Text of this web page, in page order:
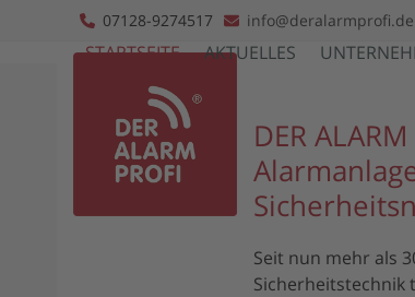
07128-9274517 info@deralarmprofi.de
STARTSEITE AKTUELLES
DER ALARM
Seit nun mehr als
Sicherheitstechnik